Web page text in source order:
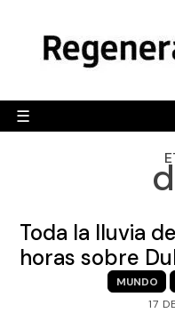
content
☰
Toda la lluvia
horas sobre
MUNDO
17